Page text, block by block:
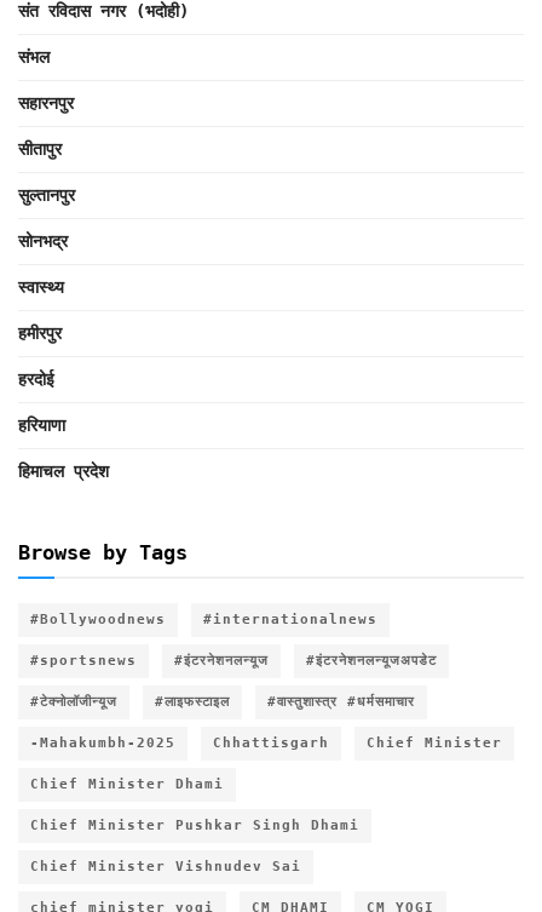
संत रविदास नगर (भदोही)
संभल
सहारनपुर
सीतापुर
सुल्तानपुर
सोनभद्र
स्वास्थ्य
हमीरपुर
हरदोई
हरियाणा
हिमाचल प्रदेश
Browse by Tags
#Bollywoodnews #internationalnews
#sportsnews #इंटरनेशनलन्यूज #इंटरनेशनलन्यूजअपडेट
#टेक्नोलॉजीन्यूज #लाइफस्टाइल #वास्तुशास्त्र #धर्मसमाचार
-Mahakumbh-2025 Chhattisgarh Chief Minister
Chief Minister Dhami
Chief Minister Pushkar Singh Dhami
Chief Minister Vishnudev Sai
chief minister yogi CM DHAMI CM YOGI